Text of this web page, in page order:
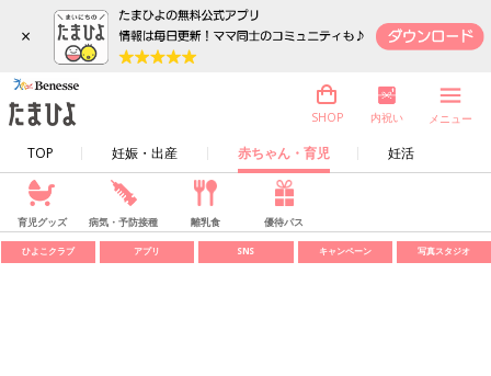
×
TOP 妊娠・出産 赤ちゃん・育児 妊活
SHOP 内祝い メニュー
育児グッズ 病気・予防接種 離乳食 優待パス
ひよこクラブ アプリ SNS キャンペーン 写真スタジオ